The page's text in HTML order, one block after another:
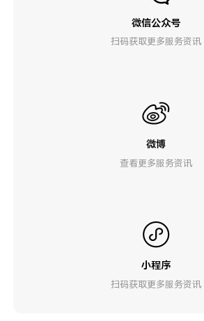
微信公众号
扫码获取更多服务资讯
微博
查看更多服务资讯
小程序
扫码获取更多服务资讯